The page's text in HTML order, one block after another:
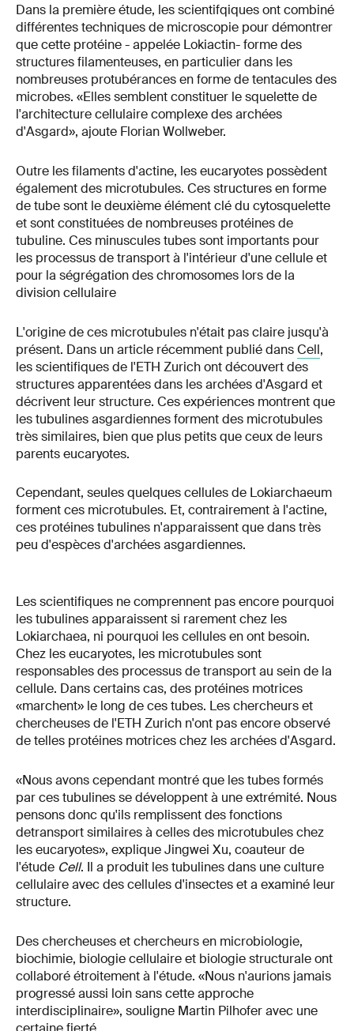
Dans la première étude, les scientifqiques ont combiné
différentes techniques de microscopie pour démontrer
que cette protéine - appelée Lokiactin- forme des
structures filamenteuses, en particulier dans les
nombreuses protubérances en forme de tentacules des
microbes. «Elles semblent constituer le squelette de
l'architecture cellulaire complexe des archées
d'Asgard», ajoute Florian Wollweber.
Outre les filaments d'actine, les eucaryotes possèdent
également des microtubules. Ces structures en forme
de tube sont le deuxième élément clé du cytosquelette
et sont constituées de nombreuses protéines de
tubuline. Ces minuscules tubes sont importants pour
les processus de transport à l'intérieur d'une cellule et
pour la ségrégation des chromosomes lors de la
division cellulaire
L'origine de ces microtubules n'était pas claire jusqu'à
présent. Dans un article récemment publié dansCell,
les scientifiques de l'ETH Zurich ont découvert des
structures apparentées dans les archées d'Asgard et
décrivent leur structure. Ces expériences montrent que
les tubulines asgardiennes forment des microtubules
très similaires, bien que plus petits que ceux de leurs
parents eucaryotes.
Cependant, seules quelques cellules de Lokiarchaeum
forment ces microtubules. Et, contrairement à l'actine,
ces protéines tubulines n'apparaissent que dans très
peu d'espèces d'archées asgardiennes.
Les scientifiques ne comprennent pas encore pourquoi
les tubulines apparaissent si rarement chez les
Lokiarchaea, ni pourquoi les cellules en ont besoin.
Chez les eucaryotes, les microtubules sont
responsables des processus de transport au sein de la
cellule. Dans certains cas, des protéines motrices
«marchent» le long de ces tubes. Les chercheurs et
chercheuses de l'ETH Zurich n'ont pas encore observé
de telles protéines motrices chez les archées d'Asgard.
«Nous avons cependant montré que les tubes formés
par ces tubulines se développent à une extrémité. Nous
pensons donc qu'ils remplissent des fonctions
detransport similaires à celles des microtubules chez
les eucaryotes», explique Jingwei Xu, coauteur de
l'étude Cell. Il a produit les tubulines dans une culture
cellulaire avec des cellules d'insectes et a examiné leur
structure.
Des chercheuses et chercheurs en microbiologie,
biochimie, biologie cellulaire et biologie structurale ont
collaboré étroitement à l'étude. «Nous n'aurions jamais
progressé aussi loin sans cette approche
interdisciplinaire», souligne Martin Pilhofer avec une